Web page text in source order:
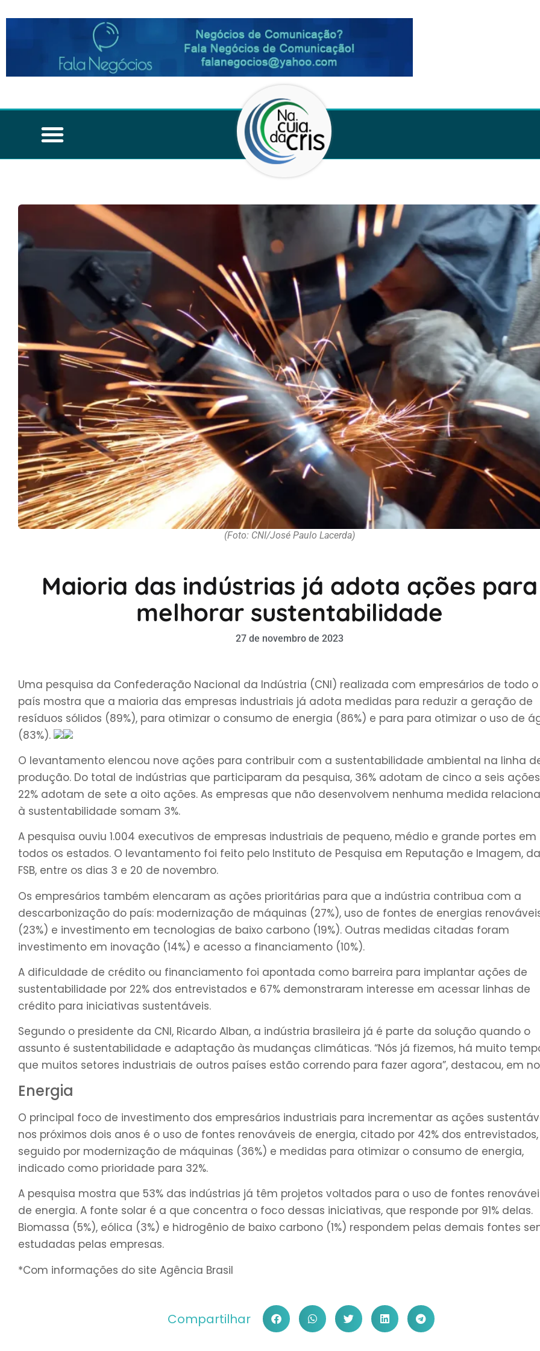
(Foto: CNI/José Paulo Lacerda)
Maioria das indústrias já adota ações para
melhorar sustentabilidade
27 de novembro de 2023
Uma pesquisa da Confederação Nacional da Indústria (CNI) realizada com empresários de todo o
país mostra que a maioria das empresas industriais já adota medidas para reduzir a geração de
resíduos sólidos (89%), para otimizar o consumo de energia (86%) e para para otimizar o uso de
(83%).
O levantamento elencou nove ações para contribuir com a sustentabilidade ambiental na linha
produção. Do total de indústrias que participaram da pesquisa, 36% adotam de cinco a seis
22% adotam de sete a oito ações. As empresas que não desenvolvem nenhuma medida
à sustentabilidade somam 3%.
A pesquisa ouviu 1.004 executivos de empresas industriais de pequeno, médio e grande portes em
todos os estados. O levantamento foi feito pelo Instituto de Pesquisa em Reputação e Imagem, da
FSB, entre os dias 3 e 20 de novembro.
Os empresários também elencaram as ações prioritárias para que a indústria contribua com a
descarbonização do país: modernização de máquinas (27%), uso de fontes de energias
(23%) e investimento em tecnologias de baixo carbono (19%). Outras medidas citadas foram
investimento em inovação (14%) e acesso a financiamento (10%).
A dificuldade de crédito ou financiamento foi apontada como barreira para implantar ações de
sustentabilidade por 22% dos entrevistados e 67% demonstraram interesse em acessar linhas de
crédito para iniciativas sustentáveis.
Segundo o presidente da CNI, Ricardo Alban, a indústria brasileira já é parte da solução quando o
assunto é sustentabilidade e adaptação às mudanças climáticas. “Nós já fizemos, há muito
que muitos setores industriais de outros países estão correndo para fazer agora”, destacou, em
Energia
O principal foco de investimento dos empresários industriais para incrementar as ações
nos próximos dois anos é o uso de fontes renováveis de energia, citado por 42% dos entrevistados,
seguido por modernização de máquinas (36%) e medidas para otimizar o consumo de energia,
indicado como prioridade para 32%.
A pesquisa mostra que 53% das indústrias já têm projetos voltados para o uso de fontes
de energia. A fonte solar é a que concentra o foco dessas iniciativas, que responde por 91% delas.
Biomassa (5%), eólica (3%) e hidrogênio de baixo carbono (1%) respondem pelas demais fontes
estudadas pelas empresas.
*Com informações do site Agência Brasil
Compartilhar